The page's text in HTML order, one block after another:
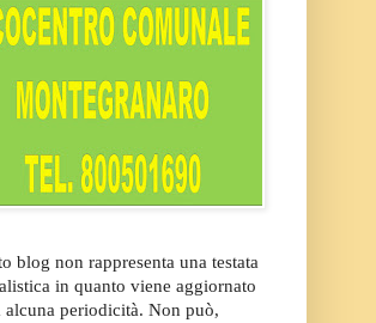
blog non rappresenta una testata
in quanto viene aggiornato
alcuna periodicità. Non può,